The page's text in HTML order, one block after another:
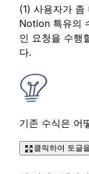
(1) 사용자가
Notion 특유의
인 요청을 수행
다.
기존 수식은 어
클릭하여 토글